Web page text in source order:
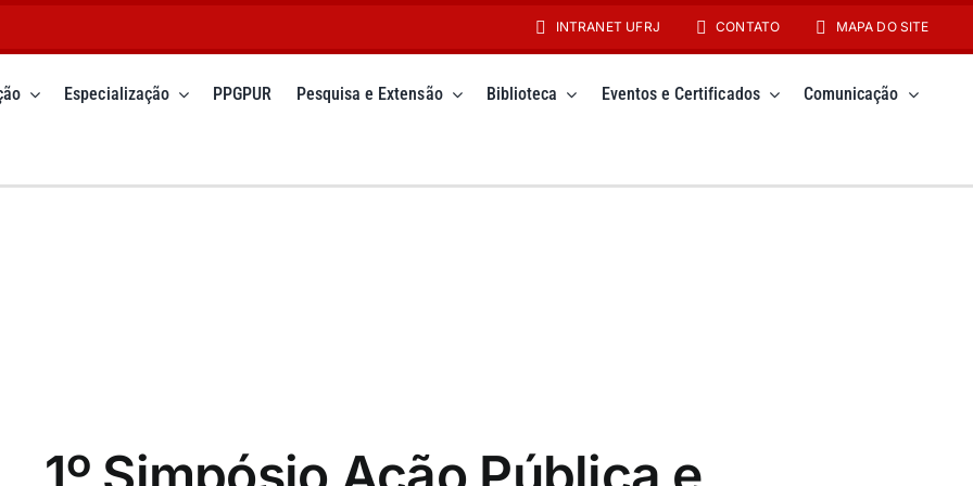
INTRANET UFRJ CONTATO MAPA DO SITE
Especialização PPGPUR Pesquisa e Extensão Biblioteca Eventos e Certificados Comunicação